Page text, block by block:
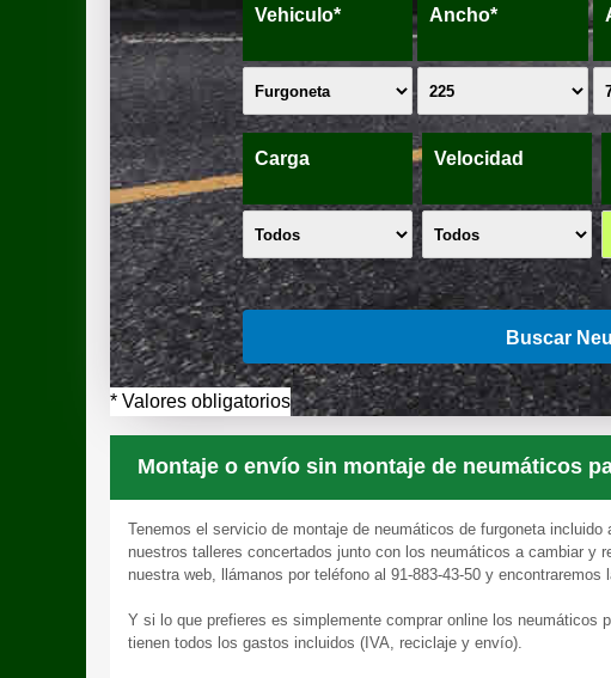
Vehiculo* Ancho*
Carga Velocidad
Buscar
* Valores obligatorios
Montaje o envío sin montaje de neumáticos
Tenemos el servicio de montaje de neumáticos de furgoneta
nuestros talleres concertados junto con los neumáticos a cambiar y
nuestra web, llámanos por teléfono al 91-883-43-50 y encontraremos
Y si lo que prefieres es simplemente comprar online los
tienen todos los gastos incluidos (IVA, reciclaje y envío).